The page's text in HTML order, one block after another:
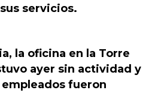
servicios.
la oficina en la Torre
ayer sin actividad y
empleados fueron